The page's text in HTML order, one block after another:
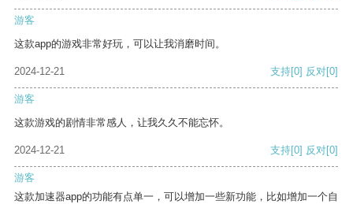
游客
这款app的游戏非常好玩，可以让我消磨时间。
2024-12-21 支持[0] 反对[0]
游客
这款游戏的剧情非常感人，让我久久不能忘怀。
2024-12-21 支持[0] 反对[0]
游客
这款加速器app的功能有点单一，可以增加一些新功能，比如增加一个自